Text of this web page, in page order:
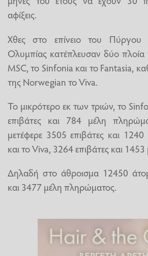
αφίξεις.
Χθες στο επίνειο του Πύργου
Ολυμπίας κατέπλευσαν δύο
MSC, το Sinfonia και το Fantasia,
της Norwegian το Viva.
Το μικρότερο εκ των τριών, το
επιβάτες και 784 μέλη
μετέφερε 3505 επιβάτες και
και το Viva, 3264 επιβάτες και
Δηλαδή στο άθροισμα 12450
και 3477 μέλη πληρώματος.